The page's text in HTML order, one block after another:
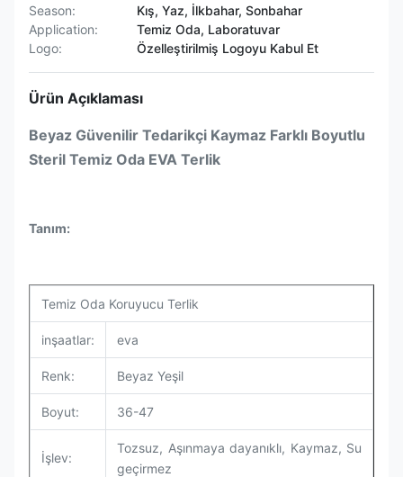
Season:
Kış, Yaz, İlkbahar, Sonbahar
Application:
Temiz Oda, Laboratuvar
Logo:
Özelleştirilmiş Logoyu Kabul Et
Ürün Açıklaması
Beyaz Güvenilir Tedarikçi Kaymaz Farklı Boyutlu
Steril Temiz Oda EVA Terlik
Tanım:
Temiz Oda Koruyucu Terlik
inşaatlar: eva
Renk: Beyaz Yeşil
Boyut: 36-47
İşlev:
Tozsuz, Aşınmaya dayanıklı, Kaymaz, Su
geçirmez